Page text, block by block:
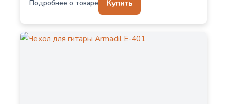
Подробнее о товаре
Купить